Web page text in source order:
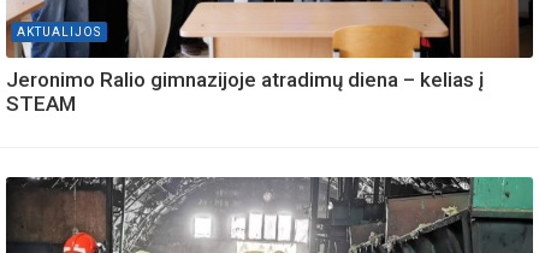
AKTUALIJOS
Jeronimo Ralio gimnazijoje atradimų diena – kelias į
STEAM